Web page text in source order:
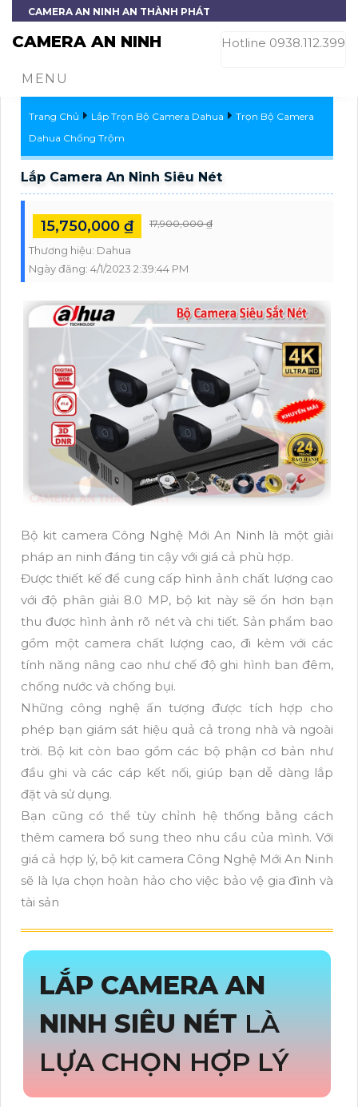
CAMERA AN NINH AN THÀNH PHÁT
CAMERA AN NINH Hotline 0938.112.399
MENU
Trang Chủ Lắp Trọn Bộ Camera Dahua
Trọn Bộ Camera
Dahua Chống Trộm
Lắp Camera An Ninh Siêu Nét
15,750,000 ₫ 17,900,000 ₫
Thương hiệu: Dahua
Ngày đăng: 4/1/2023 2:39:44 PM
Bộ kit camera Công Nghệ Mới An Ninh là một giải
pháp an ninh đáng tin cậy với giá cả phù hợp.
Được thiết kế để cung cấp hình ảnh chất lượng cao
với độ phân giải 8.0 MP, bộ kit này sẽ ổn hơn bạn
thu được hình ảnh rõ nét và chi tiết. Sản phẩm bao
gồm một camera chất lượng cao, đi kèm với các
tính năng nâng cao như chế độ ghi hình ban đêm,
chống nước và chống bụi.
Những công nghệ ấn tượng được tích hợp cho
phép bạn giám sát hiệu quả cả trong nhà và ngoài
trời. Bộ kit còn bao gồm các bộ phận cơ bản như
đầu ghi và các cáp kết nối, giúp bạn dễ dàng lắp
đặt và sử dụng.
Bạn cũng có thể tùy chỉnh hệ thống bằng cách
thêm camera bổ sung theo nhu cầu của mình. Với
giá cả hợp lý, bộ kit camera Công Nghệ Mới An Ninh
sẽ là lựa chọn hoàn hảo cho việc bảo vệ gia đình và
tài sản
LẮP CAMERA AN
NINH SIÊU NÉT LÀ
LỰA CHỌN HỢP LÝ